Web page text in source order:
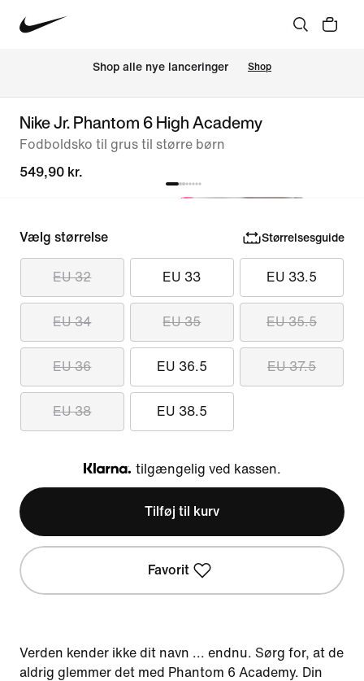
Shop alle nye lanceringer Shop
Nike Jr. Phantom 6 High Academy
Fodboldsko til grus til større børn
549,90 kr.
Vælg størrelse Størrelsesguide
EU 32 EU 33 EU 33.5
EU 34 EU 35 EU 35.5
EU 36 EU 36.5 EU 37.5
EU 38 EU 38.5
Klarna
tilgængelig ved kassen.
Tilføj til kurv
Favorit
Verden kender ikke dit navn ... endnu. Sørg for, at de
aldrig glemmer det med Phantom 6 Academy. Din